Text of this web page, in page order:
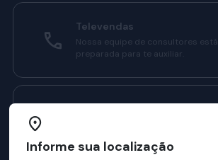
Televendas
Nossa equipe de consultores está
preparada para te auxiliar.
Informe sua localização